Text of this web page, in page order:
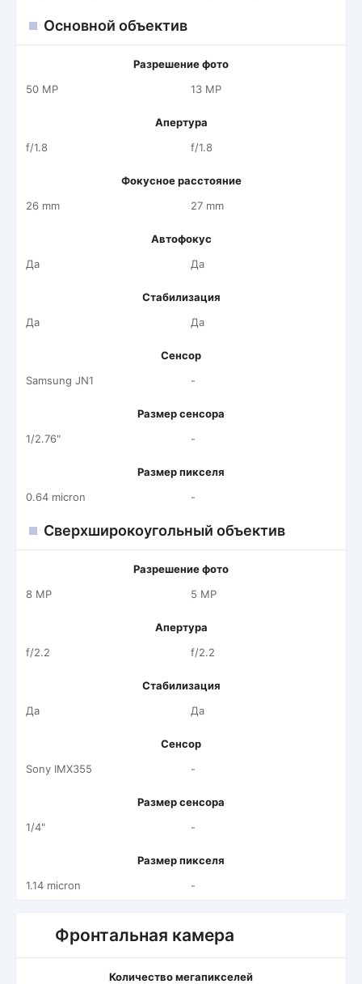
Основной объектив
Разрешение фото
50 MP
13 MP
Апертура
f/1.8
f/1.8
Фокусное расстояние
26 mm
27 mm
Автофокус
Да
Да
Стабилизация
Да
Да
Сенсор
Samsung JN1
-
Размер сенсора
1/2.76"
-
Размер пикселя
0.64 micron
-
Сверхширокоугольный объектив
Разрешение фото
8 MP
5 MP
Апертура
f/2.2
f/2.2
Стабилизация
Да
Да
Сенсор
Sony IMX355
-
Размер сенсора
1/4"
-
Размер пикселя
1.14 micron
-
Фронтальная камера
Количество мегапикселей